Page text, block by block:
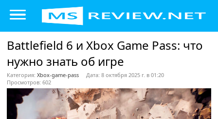
Battlefield 6 и Xbox Game Pass: что
нужно знать об игре
Категория: Xbox-game-pass
Дата: 8 октября 2025 г. в 01:20
Просмотров: 602